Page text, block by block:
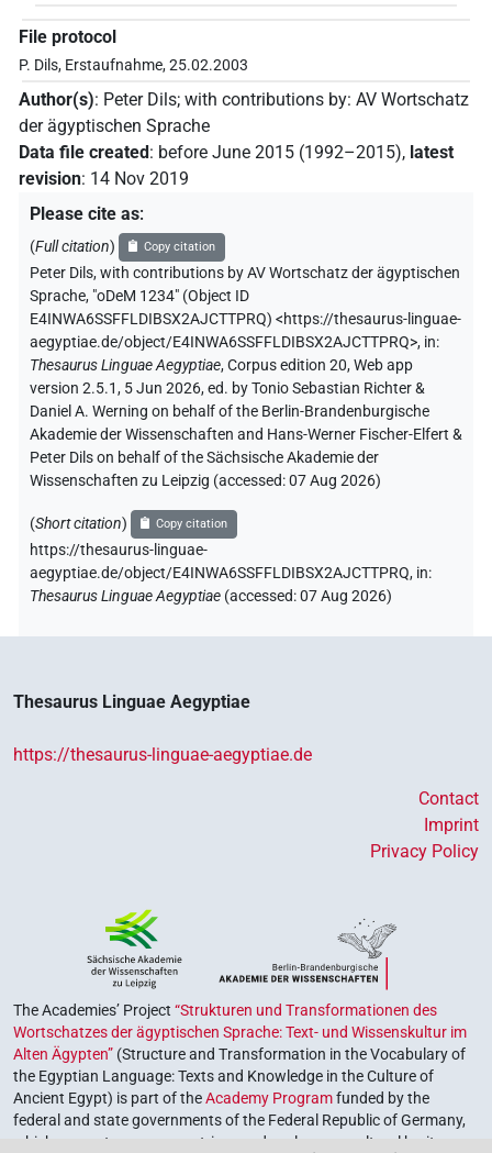
File protocol
P. Dils, Erstaufnahme, 25.02.2003
Author(s): Peter Dils; with contributions by: AV Wortschatz
der ägyptischen Sprache
Data file created: before June 2015 (1992–2015), latest
revision: 14 Nov 2019
Please cite as:
(Full citation) Copy citation
Peter Dils,with contributions byAV Wortschatz der ägyptischen
Sprache, "oDeM 1234" (Object ID
E4INWA6SSFFLDIBSX2AJCTTPRQ) <https://thesaurus-linguae-
aegyptiae.de/object/E4INWA6SSFFLDIBSX2AJCTTPRQ>, in:
Thesaurus Linguae Aegyptiae,Corpus edition 20, Web app
version 2.5.1, 5 Jun 2026, ed. by Tonio Sebastian Richter &
Daniel A. Werning on behalf of the Berlin-Brandenburgische
Akademie der Wissenschaften and Hans-Werner Fischer-Elfert &
Peter Dils on behalf of the Sächsische Akademie der
Wissenschaften zu Leipzig (accessed:07 Aug 2026)
(Short citation) Copy citation
https://thesaurus-linguae-
aegyptiae.de/object/E4INWA6SSFFLDIBSX2AJCTTPRQ, in:
Thesaurus Linguae Aegyptiae (accessed:07 Aug 2026)
Thesaurus Linguae Aegyptiae
https://thesaurus-linguae-aegyptiae.de
Contact
Imprint
Privacy Policy
The Academies’ Project “Strukturen und Transformationen des
Wortschatzes der ägyptischen Sprache: Text- und Wissenskultur im
Alten Ägypten” (Structure and Transformation in the Vocabulary of
the Egyptian Language: Texts and Knowledge in the Culture of
Ancient Egypt) is part of theAcademy Programfunded by the
federal and state governments of the Federal Republic of Germany,
which serves to preserve, retrieve and explore our cultural heritage.